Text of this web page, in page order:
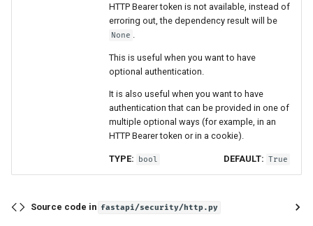
HTTP Bearer token is not available, instead of
erroring out, the dependency result will be
None
This is useful when you want to have
optional authentication.
It is also useful when you want to have
authentication that can be provided in one of
multiple optional ways (for example, in an
HTTP Bearer token or in a cookie).
TYPE: bool DEFAULT: True
Source code in fastapi/security/http.py